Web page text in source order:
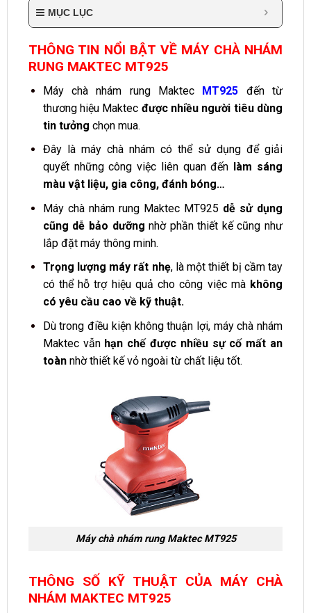
MỤC LỤC
THÔNG TIN NỔI BẬT VỀ MÁY CHÀ NHÁM
RUNG MAKTEC MT925
Máy chà nhám rung Maktec MT925 đến từ
thương hiệu Maktec được nhiều người tiêu dùng
tin tưởng chọn mua.
Đây là máy chà nhám có thể sử dụng để giải
quyết những công việc liên quan đến làm sáng
màu vật liệu, gia công, đánh bóng…
Máy chà nhám rung Maktec MT925 dễ sử dụng
cũng dễ bảo dưỡng nhờ phần thiết kế cũng như
lắp đặt máy thông minh.
Trọng lượng máy rất nhẹ, là một thiết bị cầm tay
có thể hỗ trợ hiệu quả cho công việc mà không
có yêu cầu cao về kỹ thuật.
Dù trong điều kiện không thuận lợi, máy chà nhám
Maktec vẫn hạn chế được nhiều sự cố mất an
toànnhờ thiết kế vỏ ngoài từ chất liệu tốt.
Máy chà nhám rung Maktec MT925
THÔNG SỐ KỸ THUẬT CỦA MÁY CHÀ
NHÁM MAKTEC MT925